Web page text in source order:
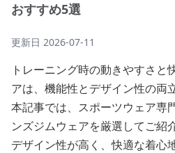
おすすめ5選
更新日 2026-07-11
トレーニング時の動きやすさと
アは、機能性とデザイン性の両
本記事では、スポーツウェア専
ンズジムウェアを厳選してご紹
デザイン性が高く、快適な着心